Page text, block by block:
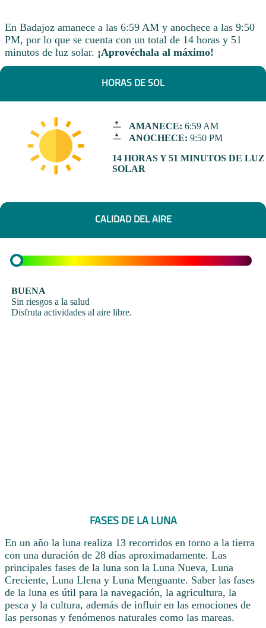
En Badajoz amanece a las 6:59 AM y anochece a las 9:50
PM, por lo que se cuenta con un total de 14 horas y 51
minutos de luz solar. ¡Aprovéchala al máximo!
HORAS DE SOL
AMANECE: 6:59 AM
ANOCHECE: 9:50 PM
14 HORAS Y 51 MINUTOS DE LUZ
SOLAR
CALIDAD DEL AIRE
BUENA
Sin riesgos a la salud
Disfruta actividades al aire libre.
FASES DE LA LUNA
En un año la luna realiza 13 recorridos en torno a la tierra
con una duración de 28 días aproximadamente. Las
principales fases de la luna son la Luna Nueva, Luna
Creciente, Luna Llena y Luna Menguante. Saber las fases
de la luna es útil para la navegación, la agricultura, la
pesca y la cultura, además de influir en las emociones de
las personas y fenómenos naturales como las mareas.